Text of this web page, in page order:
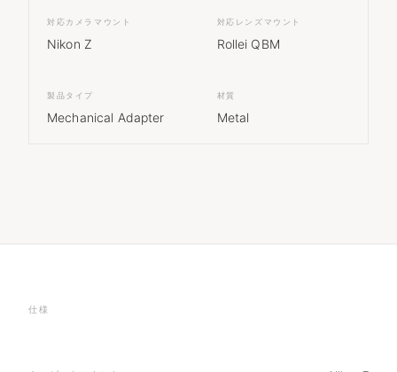
対応カメラマウント
Nikon Z
対応レンズマウント
Rollei QBM
製品タイプ
Mechanical Adapter
材質
Metal
仕様